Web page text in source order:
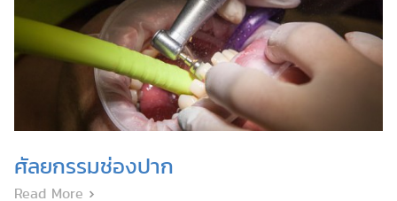
ศัลยกรรมช่องปาก
Read More